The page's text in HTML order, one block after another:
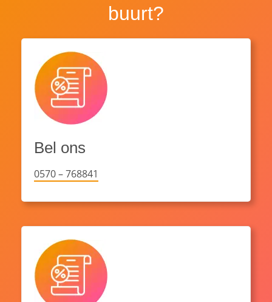
buurt?
Bel ons
0570 – 768841